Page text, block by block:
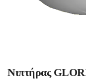
Νιπτήρας